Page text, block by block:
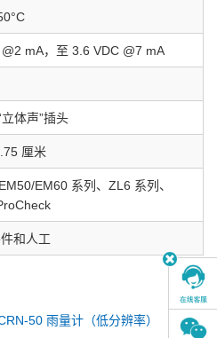
mA，至 3.6 VDC @7 mA
体声”插头
厘米
EM60 系列、ZL6 系列、
和人工
50 雨量计（低分辨率）